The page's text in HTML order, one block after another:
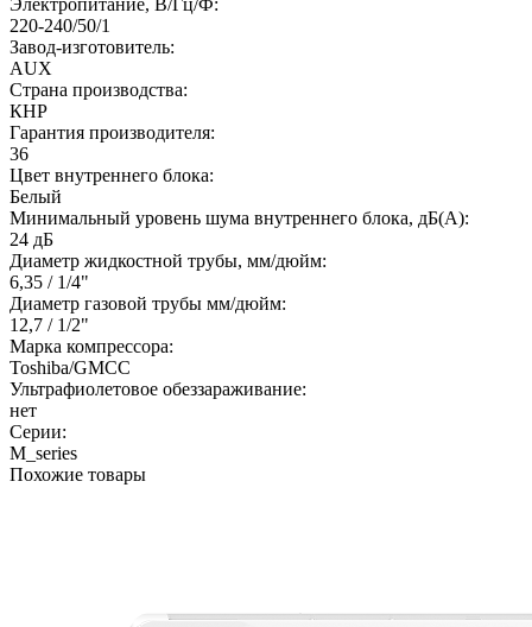
220-240/50/1
Завод-изготовитель:
AUX
Страна производства:
КНР
Гарантия производителя:
36
Цвет внутреннего блока:
Белый
Минимальный уровень шума внутреннего блока, дБ(А):
24 дБ
Диаметр жидкостной трубы, мм/дюйм:
6,35 / 1/4"
Диаметр газовой трубы мм/дюйм:
12,7 / 1/2"
Марка компрессора:
Toshiba/GMCC
Ультрафиолетовое обеззараживание:
нет
Серии:
M_series
Похожие товары